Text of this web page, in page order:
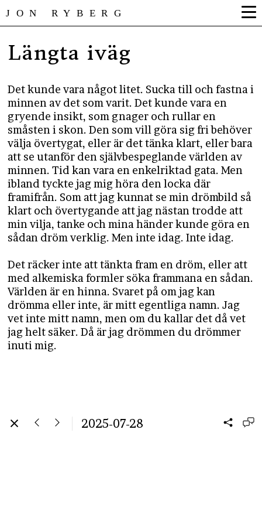
JON RYBERG
Längta iväg
Det kunde vara något litet. Sucka till och fastna i
minnen av det som varit. Det kunde vara en
gryende insikt, som gnager och rullar en
småsten i skon. Den som vill göra sig fri behöver
välja övertygat, eller är det tänka klart, eller bara
att se utanför den självbespeglande världen av
minnen. Tid kan vara en enkelriktad gata. Men
ibland tyckte jag mig höra den locka där
framifrån. Som att jag kunnat se min drömbild så
klart och övertygande att jag nästan trodde att
min vilja, tanke och mina händer kunde göra en
sådan dröm verklig. Men inte idag. Inte idag.
Det räcker inte att tänkta fram en dröm, eller att
med alkemiska formler söka frammana en sådan.
Världen är en hinna. Svaret på om jag kan
drömma eller inte, är mitt egentliga namn. Jag
vet inte mitt namn, men om du kallar det då vet
jag helt säker. Då är jag drömmen du drömmer
inuti mig.
2025-07-28